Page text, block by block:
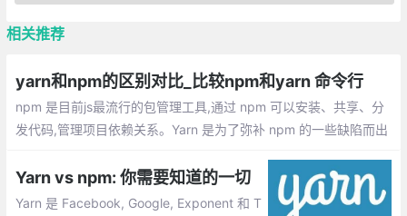
相关推荐
yarn和npm的区别对比_比较npm和yarn 命令行
npm 是目前js最流行的包管理工具,通过 npm 可以安装、共享、分
发代码,管理项目依赖关系。Yarn 是为了弥补 npm 的一些缺陷而出
Yarn vs npm: 你需要知道的一切
Yarn 是 Facebook, Google, Exponent 和 T